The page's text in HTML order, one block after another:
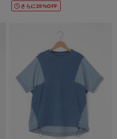
さらに20%OFF